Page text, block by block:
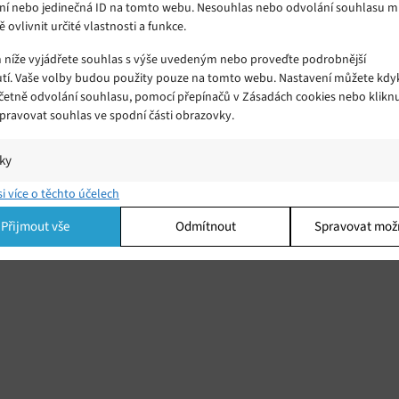
nebo jedinečná ID na tomto webu. Nesouhlas nebo odvolání souhlasu
ovlivnit určité vlastnosti a funkce.
vyjádřete souhlas s výše uvedeným nebo proveďte podrobnější
Vaše volby budou použity pouze na tomto webu. Nastavení můžete
odvolání souhlasu, pomocí přepínačů v Zásadách cookies nebo
souhlas ve spodní části obrazovky.
a/nebo přístup k informacím v zařízení, Porozumění publiku
kombinací údajů z různých zdrojů.
více o těchto účelech
Přijmout vše Odmítnout Spravovat